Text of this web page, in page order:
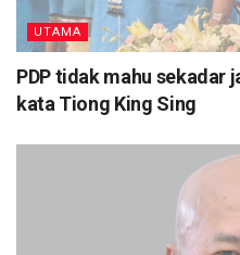
UTAMA
PDP tidak mahu sekadar
kata Tiong King Sing